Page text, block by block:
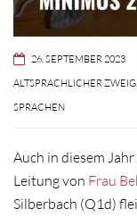
26. SEPTEMBER 2023
ALTSPRACHLICHER ZWEIG
SPRACHEN
Auch in diesem
Leitung von Frau
Silberbach (Q1d)